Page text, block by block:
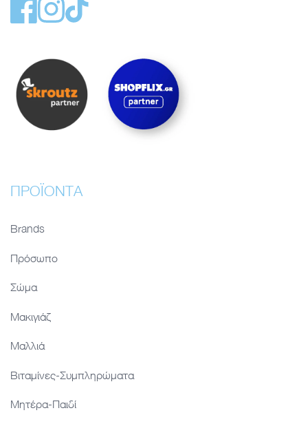
Σύνδεσμος στη σελίδα του Think Pharmacy στο Skroutz
ΠΡΟΪΌΝΤΑ
Brands
Πρόσωπο
Σώμα
Μακιγιάζ
Μαλλιά
Βιταμίνες-Συμπληρώματα
Μητέρα-Παιδί